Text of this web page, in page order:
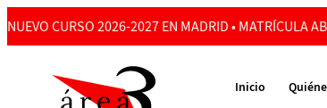
NUEVO CURSO 2026-2027 EN MADRID • MATRÍCULA
Inicio